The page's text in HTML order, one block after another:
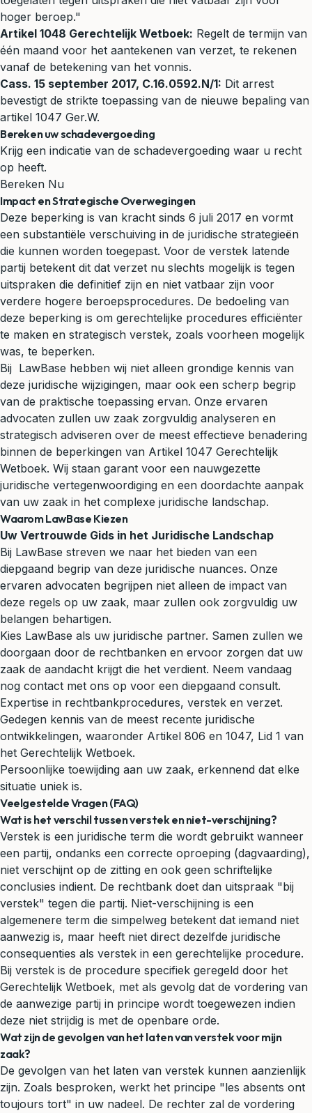
hoger beroep."
Artikel 1048 Gerechtelijk Wetboek: Regelt de termijn van
één maand voor het aantekenen van verzet, te rekenen
vanaf de betekening van het vonnis.
Cass. 15 september 2017, C.16.0592.N/1: Dit arrest
bevestigt de strikte toepassing van de nieuwe bepaling van
artikel 1047 Ger.W.
Bereken uw schadevergoeding
Krijg een indicatie van de schadevergoeding waar u recht
op heeft.
Bereken Nu
Impact en Strategische Overwegingen
Deze beperking is van kracht sinds 6 juli 2017 en vormt
een substantiële verschuiving in de juridische strategieën
die kunnen worden toegepast. Voor de verstek latende
partij betekent dit dat verzet nu slechts mogelijk is tegen
uitspraken die definitief zijn en niet vatbaar zijn voor
verdere hogere beroepsprocedures. De bedoeling van
deze beperking is om gerechtelijke procedures efficiënter
te maken en strategisch verstek, zoals voorheen mogelijk
was, te beperken.
Bij LawBase hebben wij niet alleen grondige kennis van
deze juridische wijzigingen, maar ook een scherp begrip
van de praktische toepassing ervan. Onze ervaren
advocaten zullen uw zaak zorgvuldig analyseren en
strategisch adviseren over de meest effectieve benadering
binnen de beperkingen van Artikel 1047 Gerechtelijk
Wetboek. Wij staan garant voor een nauwgezette
juridische vertegenwoordiging en een doordachte aanpak
van uw zaak in het complexe juridische landschap.
Waarom LawBase Kiezen
Uw Vertrouwde Gids in het Juridische Landschap
Bij LawBase streven we naar het bieden van een
diepgaand begrip van deze juridische nuances. Onze
ervaren advocaten begrijpen niet alleen de impact van
deze regels op uw zaak, maar zullen ook zorgvuldig uw
belangen behartigen.
Kies LawBase als uw juridische partner. Samen zullen we
doorgaan door de rechtbanken en ervoor zorgen dat uw
zaak de aandacht krijgt die het verdient. Neem vandaag
nog contact met ons op voor een diepgaand consult.
Expertise in rechtbankprocedures, verstek en verzet.
Gedegen kennis van de meest recente juridische
ontwikkelingen, waaronder Artikel 806 en 1047, Lid 1 van
het Gerechtelijk Wetboek.
Persoonlijke toewijding aan uw zaak, erkennend dat elke
situatie uniek is.
Veelgestelde Vragen (FAQ)
Wat is het verschil tussen verstek en niet-verschijning?
Verstek is een juridische term die wordt gebruikt wanneer
een partij, ondanks een correcte oproeping (dagvaarding),
niet verschijnt op de zitting en ook geen schriftelijke
conclusies indient. De rechtbank doet dan uitspraak "bij
verstek" tegen die partij. Niet-verschijning is een
algemenere term die simpelweg betekent dat iemand niet
aanwezig is, maar heeft niet direct dezelfde juridische
consequenties als verstek in een gerechtelijke procedure.
Bij verstek is de procedure specifiek geregeld door het
Gerechtelijk Wetboek, met als gevolg dat de vordering van
de aanwezige partij in principe wordt toegewezen indien
deze niet strijdig is met de openbare orde.
Wat zijn de gevolgen van het laten van verstek voor mijn
zaak?
De gevolgen van het laten van verstek kunnen aanzienlijk
zijn. Zoals besproken, werkt het principe "les absents ont
toujours tort" in uw nadeel. De rechter zal de vordering